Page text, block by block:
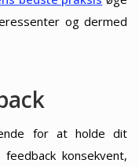
og dermed
for at holde dit
konsekvent,